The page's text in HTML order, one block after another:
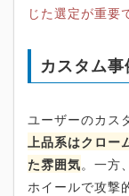
じた選定が重要
カスタム
ユーザーのカス
上品系はクロ
た雰囲気。一方
ホイールで攻撃